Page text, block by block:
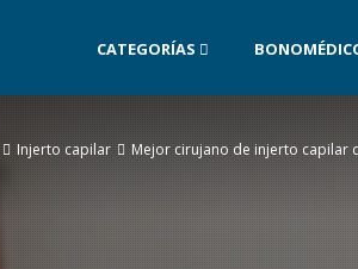
CATEGORÍAS
Injerto capilar Mejor cirujano de injerto capilar